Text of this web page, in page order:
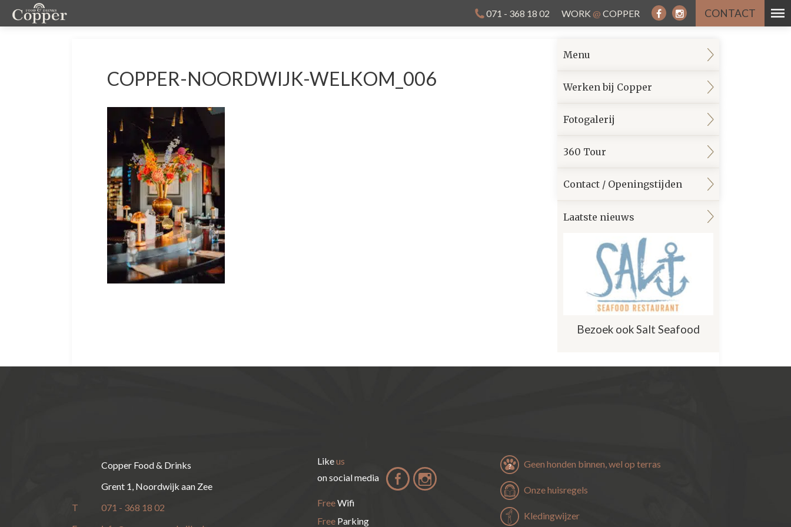
071 - 368 18 02 CONTACT
WORK @ COPPER
COPPER-NOORDWIJK-WELKOM_006
Menu
Werken bij Copper
Fotogalerij
360 Tour
Contact / Openingstijden
Laatste nieuws
Bezoek ook Salt Seafood
Copper Food & Drinks
Grent 1, Noordwijk aan Zee
T
071 - 368 18 02
Likeus
on social media
FreeWifi
FreeParking
Geen honden binnen, wel op terras
Onze huisregels
Kledingwijzer